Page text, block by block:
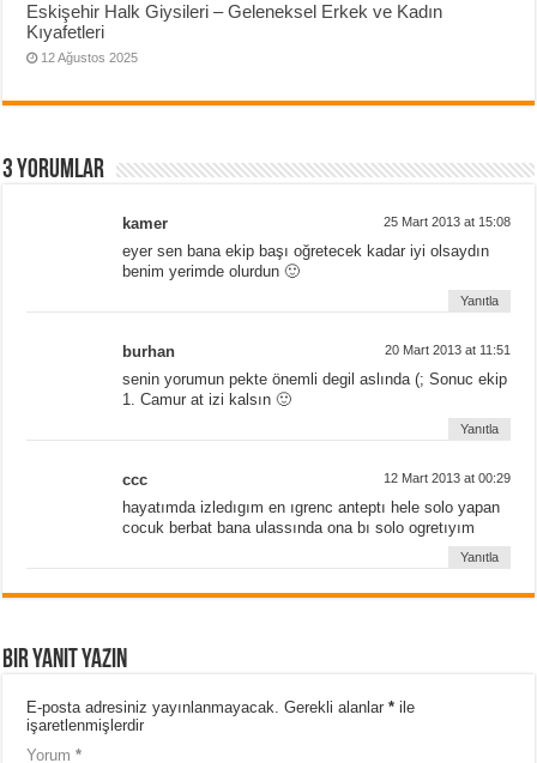
Eskişehir Halk Giysileri – Geleneksel Erkek ve Kadın
Kıyafetleri
12 Ağustos 2025
3 yorumlar
kamer 25 Mart 2013 at 15:08
eyer sen bana ekip başı oğretecek kadar iyi olsaydın
benim yerimde olurdun 🙂
Yanıtla
burhan 20 Mart 2013 at 11:51
senin yorumun pekte önemli degil aslında (; Sonuc ekip
1. Camur at izi kalsın 🙂
Yanıtla
ccc 12 Mart 2013 at 00:29
hayatımda izledıgım en ıgrenc anteptı hele solo yapan
cocuk berbat bana ulassında ona bı solo ogretıyım
Yanıtla
Bir yanıt yazın
E-posta adresiniz yayınlanmayacak. Gerekli alanlar* ile
işaretlenmişlerdir
Yorum*